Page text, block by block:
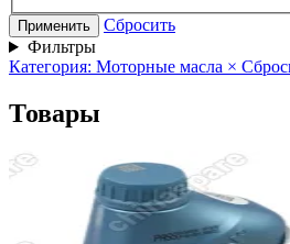
Применить
Сбросить
Фильтры
Категория: Моторные масла ×
Товары